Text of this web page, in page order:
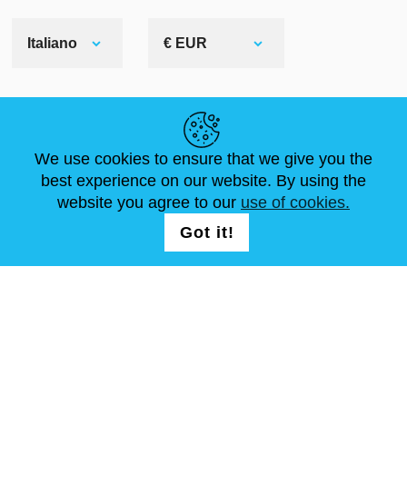
Italiano € EUR
NOTIZIE
ARTICOLI
ABOUT US
FAQ
DIMENSIONI STANDARD
CONTATTACI
We use cookies to ensure that we give you the
best experience on our website. By using the
website you agree to our use of cookies.
Got it!